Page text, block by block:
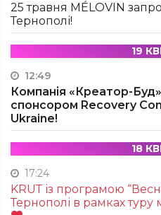
25 травня MÉLOVIN
Тернополі!
19
12:49
Компанія «Креатор-
спонсором Recovery
Ukraine!
18
17:24
KRUТ із програмою
Тернополі в рамках туру